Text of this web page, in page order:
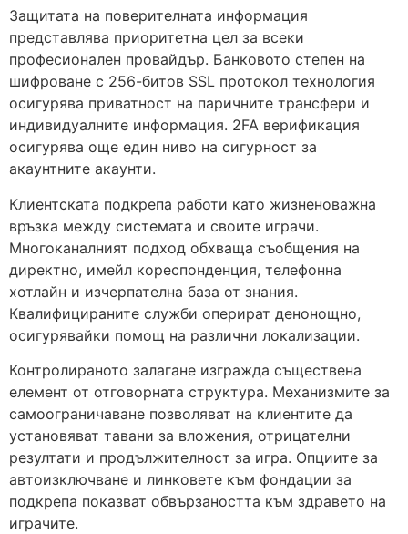
Защитата на поверителната информация
представлява приоритетна цел за всеки
професионален провайдър. Банковото степен на
шифроване с 256-битов SSL протокол технология
осигурява приватност на паричните трансфери и
индивидуалните информация. 2FA верификация
осигурява още един ниво на сигурност за
акаунтните акаунти.
Клиентската подкрепа работи като жизненоважна
връзка между системата и своите играчи.
Многоканалният подход обхваща съобщения на
директно, имейл кореспонденция, телефонна
хотлайн и изчерпателна база от знания.
Квалифицираните служби оперират денонощно,
осигурявайки помощ на различни локализации.
Контролираното залагане изгражда съществена
елемент от отговорната структура. Механизмите за
самоограничаване позволяват на клиентите да
установяват тавани за вложения, отрицателни
резултати и продължителност за игра. Опциите за
автоизключване и линковете към фондации за
подкрепа показват обвързаността към здравето на
играчите.